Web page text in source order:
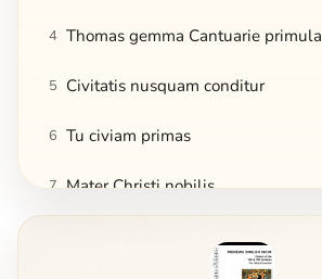
4 Thomas gemma Cantuarie primula
5 Civitatis nusquam conditur
6 Tu civiam primas
7 Mater Christi nobilis